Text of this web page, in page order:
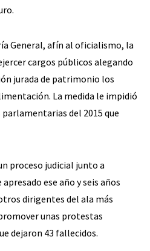
General, afín al oficialismo, la
cargos públicos alegando
jurada de patrimonio los
La medida le impidió
del 2015 que
proceso judicial junto a
ese año y seis años
dirigentes del ala más
unas protestas
dejaron 43 fallecidos.